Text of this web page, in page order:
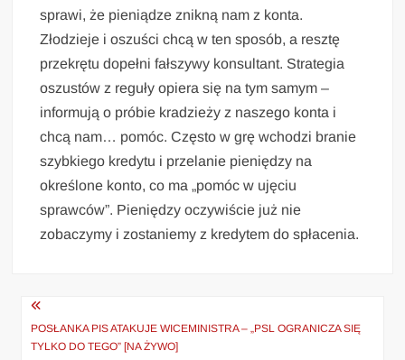
sprawi, że pieniądze znikną nam z konta.
Złodzieje i oszuści chcą w ten sposób, a resztę
przekrętu dopełni fałszywy konsultant. Strategia
oszustów z reguły opiera się na tym samym –
informują o próbie kradzieży z naszego konta i
chcą nam… pomóc. Często w grę wchodzi branie
szybkiego kredytu i przelanie pieniędzy na
określone konto, co ma „pomóc w ujęciu
sprawców”. Pieniędzy oczywiście już nie
zobaczymy i zostaniemy z kredytem do spłacenia.
Nawigacja
wpisu
POSŁANKA PIS ATAKUJE WICEMINISTRA – „PSL OGRANICZA SIĘ
TYLKO DO TEGO” [NA ŻYWO]